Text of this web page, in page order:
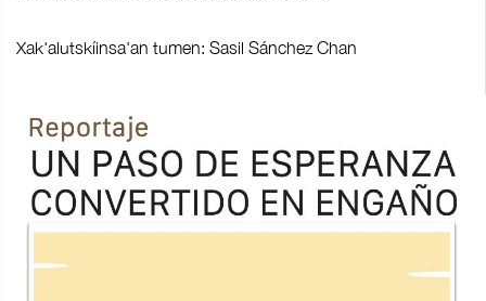
Xak'alutskíinsa'an tumen: Sasil Sánchez Chan